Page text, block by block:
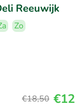
Reeuwijk
Zo
€18,50 €12